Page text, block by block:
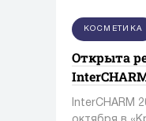
КОСМЕТИКА
Открыта
InterCHARM